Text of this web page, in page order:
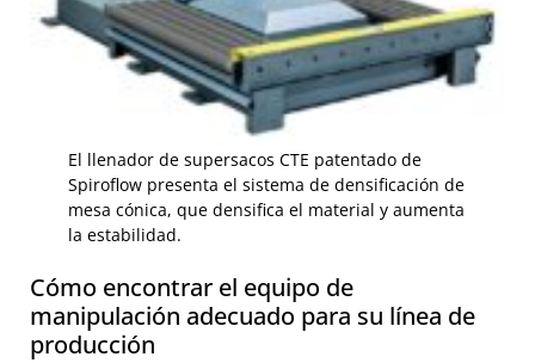
El llenador de supersacos CTE patentado de
Spiroflow presenta el sistema de densificación de
mesa cónica, que densifica el material y aumenta
la estabilidad.
Cómo encontrar el equipo de
manipulación adecuado para su línea de
producción